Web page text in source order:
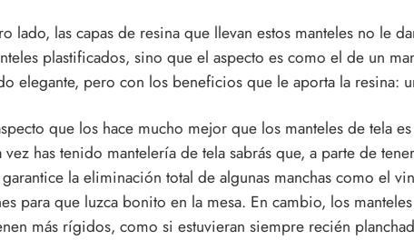
lado, las capas de resina que llevan estos manteles no le
plastificados, sino que el aspecto es como el de un
elegante, pero con los beneficios que le aporta la resina:
que los hace mucho mejor que los manteles de tela
vez has tenido mantelería de tela sabrás que, a parte de
la eliminación total de algunas manchas como el
para que luzca bonito en la mesa. En cambio, los
más rígidos, como si estuvieran siempre recién